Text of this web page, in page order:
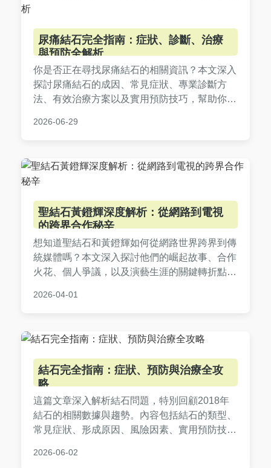
尿痛結石完全指南：症狀、診斷、治療
與預防全解析
你是否正在尋找尿痛結石的相關資訊？本文深入
探討尿痛結石的成因、常見症狀、專業診斷方
法、有效治療方案以及實用預防技巧，幫助你全
痛的困擾。
2026-06-29
聖結石黃鐙輝深度解析：從網路到電視
的跨界合作秘辛
想知道聖結石和黃鐙輝如何從網路世界跨界到傳
統媒體嗎？本文深入探討他們的崛起故事、合作
火花、個人爭議，以及演藝生涯的關鍵轉折點，
心。
2026-04-01
結石完全指南：症狀、預防與治療全攻
略
這篇文章深入解析結石問題，特別回顧2018年
結石的相關數據與趨勢。內容包括結石的類型、
常見症狀、形成原因、風險因素、實用預防技巧
的分析、常見問答以及個人經驗分享，幫助讀者
2026-06-02